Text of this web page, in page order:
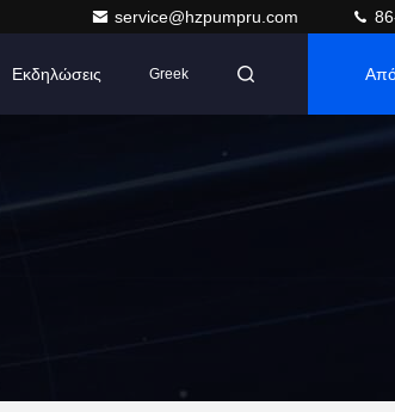
service@hzpumpru.com
Εκδηλώσεις Greek